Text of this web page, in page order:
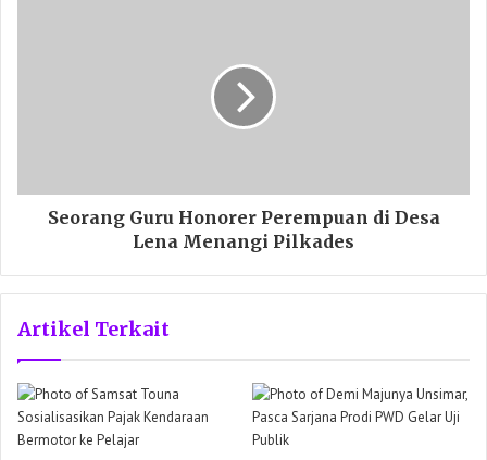
Seorang Guru Honorer Perempuan di Desa
Lena Menangi Pilkades
Artikel Terkait